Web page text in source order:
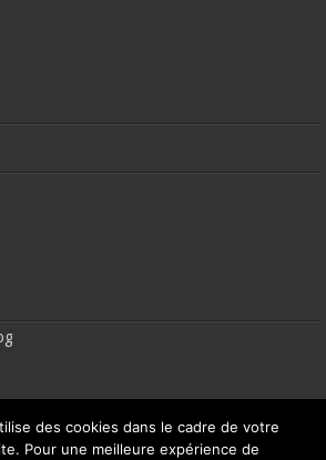
des cookies dans le cadre de votre
Pour une meilleure expérience de